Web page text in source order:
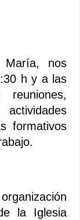
nos
h y a las
formativos
la Iglesia